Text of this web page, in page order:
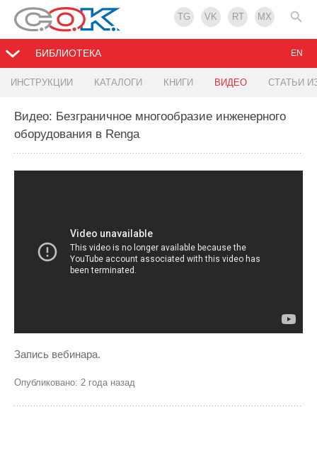
TG VK RT MX
БИБЛИОТЕКА
ИНСТРУКЦИИ КАТАЛОГИ КНИГИ ВИДЕО СТАТЬИ
EN
Видео: Безграничное многообразие инженерного
оборудования в Renga
Запись вебинара.
Опубликовано: 2 года назад